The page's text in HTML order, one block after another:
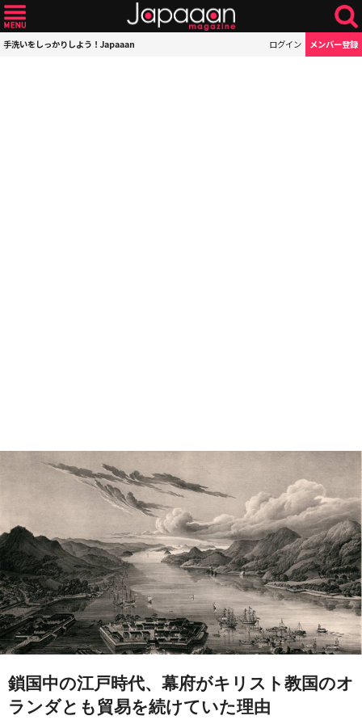
手洗いをしっかりしよう！Japaaan ログイン メンバー登録
鎖国中の江戸時代、幕府がキリスト教国のオ
ランダとも貿易を続けていた理由